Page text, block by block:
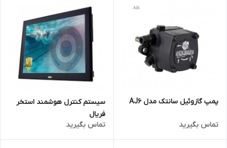
پمپ گازوئیل سانتک مدل AJ6
تماس بگیرید
سیستم کنترل هوشمند استخر
فریال
تماس بگیرید